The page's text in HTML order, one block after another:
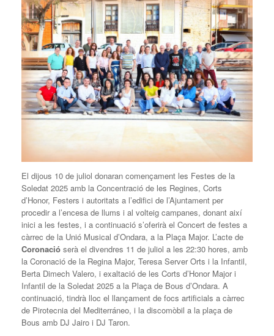
El dijous 10 de juliol donaran començament les Festes de la
Soledat 2025 amb la Concentració de les Regines, Corts
d’Honor, Festers i autoritats a l’edifici de l’Ajuntament per
procedir a l’encesa de llums i al volteig campanes, donant així
inici a les festes, i a continuació s’oferirà el Concert de festes a
càrrec de la Unió Musical d’Ondara, a la Plaça Major. L’acte de
Coronació serà el divendres 11 de juliol a les 22:30 hores, amb
la Coronació de la Regina Major, Teresa Server Orts i la Infantil,
Berta Dimech Valero, i exaltació de les Corts d’Honor Major i
Infantil de la Soledat 2025 a la Plaça de Bous d’Ondara. A
continuació, tindrà lloc el llançament de focs artificials a càrrec
de Pirotecnia del Mediterráneo, i la discomòbil a la plaça de
Bous amb DJ Jairo i DJ Taron.